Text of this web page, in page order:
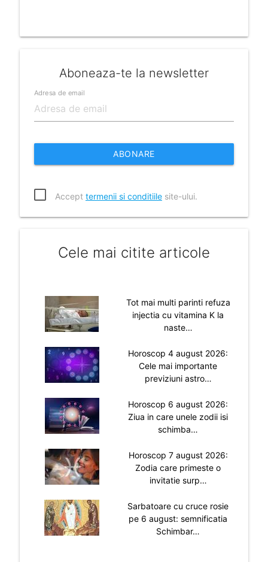
Aboneaza-te la newsletter
Adresa de email
ABONARE
Accept termenii si conditiilesite-ului.
Cele mai citite articole
Tot mai multi parinti refuza
injectia cu vitamina K la
naste…
Horoscop 4 august 2026:
Cele mai importante
previziuni astro…
Horoscop 6 august 2026:
Ziua in care unele zodii isi
schimba…
Horoscop 7 august 2026:
Zodia care primeste o
invitatie surp…
Sarbatoare cu cruce rosie
pe 6 august: semnificatia
Schimbar…